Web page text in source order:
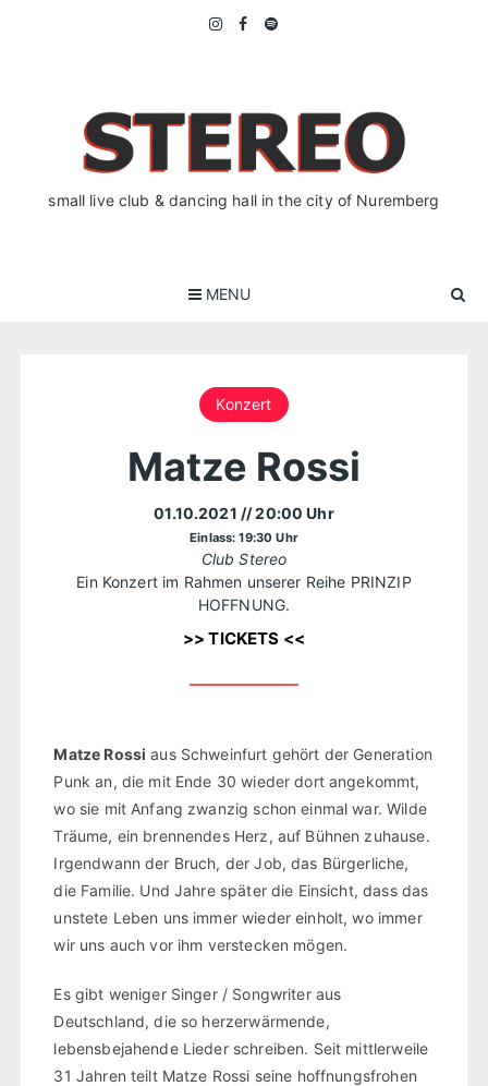
small live club & dancing hall in the city of Nuremberg
MENU
Konzert
Matze Rossi
01.10.2021 // 20:00 Uhr
Einlass: 19:30 Uhr
Club Stereo
Ein Konzert im Rahmen unserer Reihe PRINZIP
HOFFNUNG.
>> TICKETS <<
Matze Rossi aus Schweinfurt gehört der Generation
Punk an, die mit Ende 30 wieder dort angekommt,
wo sie mit Anfang zwanzig schon einmal war. Wilde
Träume, ein brennendes Herz, auf Bühnen zuhause.
Irgendwann der Bruch, der Job, das Bürgerliche,
die Familie. Und Jahre später die Einsicht, dass das
unstete Leben uns immer wieder einholt, wo immer
wir uns auch vor ihm verstecken mögen.
Es gibt weniger Singer / Songwriter aus
Deutschland, die so herzerwärmende,
lebensbejahende Lieder schreiben. Seit mittlerweile
31 Jahren teilt Matze Rossi seine hoffnungsfrohen